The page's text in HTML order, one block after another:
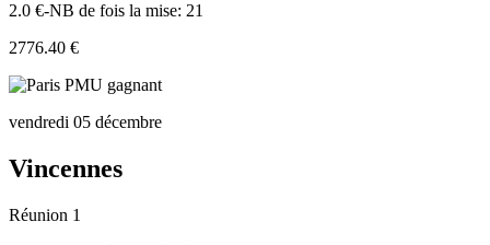
2.0 €-NB de fois la mise: 21
2776.40 €
vendredi 05 décembre
Vincennes
Réunion 1